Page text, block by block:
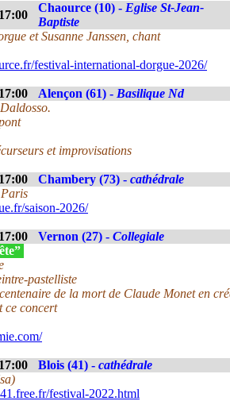
17:00
Chaource (10) - Eglise St-Jean-
Baptiste
et Susanne Janssen, chant
festival-international-dorgue-2026/
17:00 Alençon (61) - Basilique Nd
et improvisations
17:00 Chambery (73) - cathédrale
saison-2026/
17:00 Vernon (27) - Collegiale
pastelliste
de la mort de Claude Monet en
ce concert
17:00 Blois (41) - cathédrale
festival-2022.html